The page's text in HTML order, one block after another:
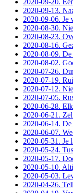
2020-09-20.
2020-09-13.
2020-09-06. Je
2020-08-30.
2020-08-23.
2020-08-16.
2020-08-09.
2020-08-02.
2020-07-26.
2020-07-19.
2020-07-12.
2020-07-05.
2020-06-28.
2020-06-21.
2020-06-14. De
2020-06-07.
2020-05-31. Je
2020-05-24.
2020-05-17.
2020-05-10.
2020-05-03.
2020-04-26.